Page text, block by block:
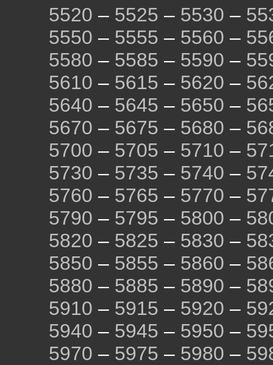
5520 – 5525 – 5530 –
5550 – 5555 – 5560 –
5580 – 5585 – 5590 –
5610 – 5615 – 5620 –
5640 – 5645 – 5650 –
5670 – 5675 – 5680 –
5700 – 5705 – 5710 –
5730 – 5735 – 5740 –
5760 – 5765 – 5770 –
5790 – 5795 – 5800 –
5820 – 5825 – 5830 –
5850 – 5855 – 5860 –
5880 – 5885 – 5890 –
5910 – 5915 – 5920 –
5940 – 5945 – 5950 –
5970 – 5975 – 5980 –